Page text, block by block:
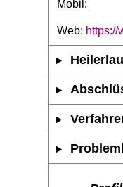
Mobil:
Web: https://